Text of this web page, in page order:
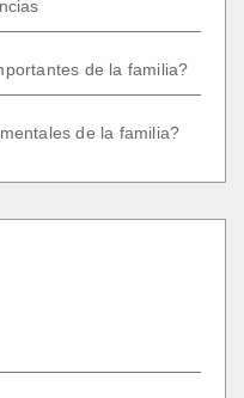
de la familia?
de la familia?